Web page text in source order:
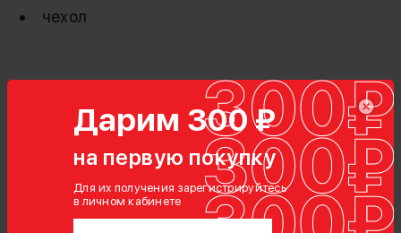
Дарим 300 ₽
на первую покупку
Для их получения зарегистрируйтесь
в личном кабинете
чехол